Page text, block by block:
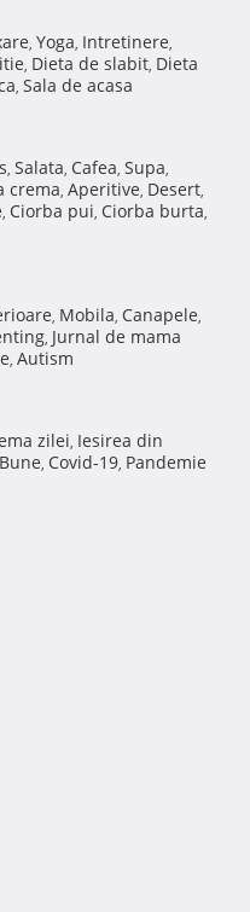
, Yoga, Intretinere,
, Dieta de slabit, Dieta
, Sala de acasa
, Salata, Cafea, Supa,
crema, Aperitive, Desert,
, Ciorba pui, Ciorba burta,
, Mobila, Canapele,
, Jurnal de mama
, Autism
zilei, Iesirea din
, Covid-19, Pandemie